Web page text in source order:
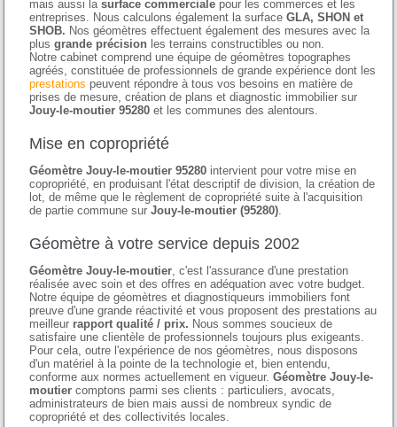
mais aussi lasurface commerciale pour les commerces et les
entreprises. Nous calculons également la surfaceGLA, SHON et
SHOB. Nos géomètres effectuent également des mesures avec la
plusgrande précision les terrains constructibles ou non.
Notre cabinet comprend une équipe de géomètres topographes
agréés, constituée de professionnels de grande expérience dont les
prestations peuvent répondre à tous vos besoins en matière de
prises de mesure, création de plans et diagnostic immobilier sur
Jouy-le-moutier 95280 et les communes des alentours.
Mise en copropriété
Géomètre Jouy-le-moutier 95280 intervient pour votre mise en
copropriété, en produisant l'état descriptif de division, la création de
lot, de même que le règlement de copropriété suite à l'acquisition
de partie commune surJouy-le-moutier (95280).
Géomètre à votre service depuis 2002
Géomètre Jouy-le-moutier, c'est l'assurance d'une prestation
réalisée avec soin et des offres en adéquation avec votre budget.
Notre équipe de géomètres et diagnostiqueurs immobiliers font
preuve d'une grande réactivité et vous proposent des prestations au
meilleur rapport qualité / prix. Nous sommes soucieux de
satisfaire une clientèle de professionnels toujours plus exigeants.
Pour cela, outre l'expérience de nos géomètres, nous disposons
d'un matériel à la pointe de la technologie et, bien entendu,
conforme aux normes actuellement en vigueur.Géomètre Jouy-le-
moutier comptons parmi ses clients : particuliers, avocats,
administrateurs de bien mais aussi de nombreux syndic de
copropriété et des collectivités locales.